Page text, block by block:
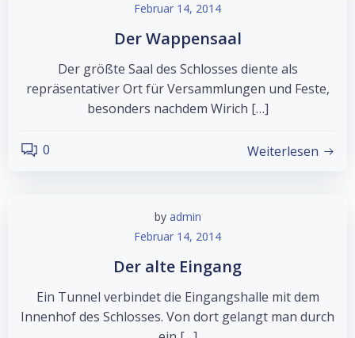
Februar 14, 2014
Der Wappensaal
Der größte Saal des Schlosses diente als
repräsentativer Ort für Versammlungen und Feste,
besonders nachdem Wirich […]
0 Weiterlesen
by admin
Februar 14, 2014
Der alte Eingang
Ein Tunnel verbindet die Eingangshalle mit dem
Innenhof des Schlosses. Von dort gelangt man durch